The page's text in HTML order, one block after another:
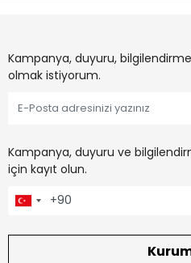
Kampanya, duyuru,
olmak istiyorum.
Kampanya, duyuru ve
için kayıt olun.